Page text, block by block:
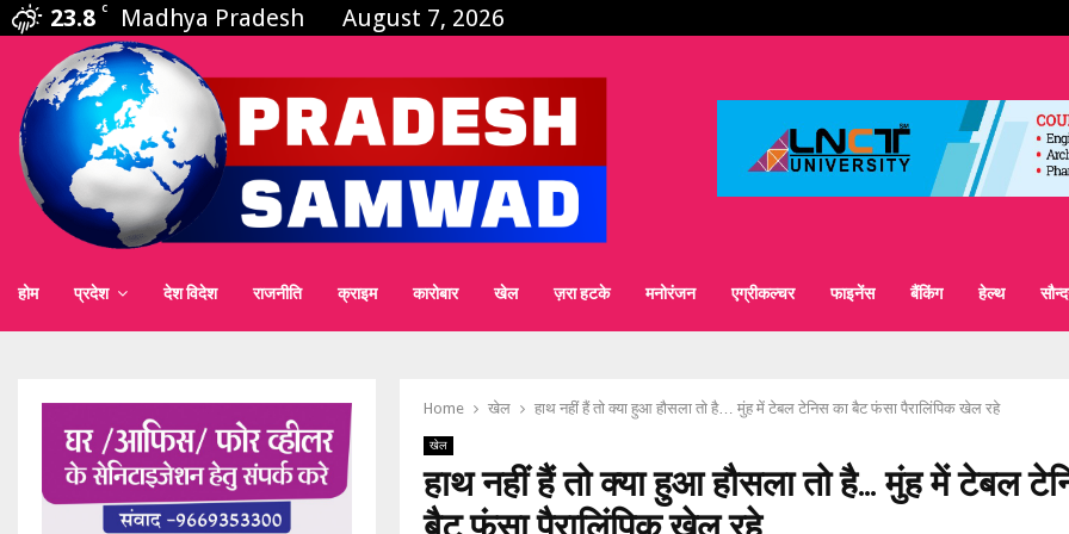
23.8 C Madhya Pradesh August 7, 2026
होम प्रदेश देश विदेश राजनीति क्राइम कारोबार खेल ज़रा हटके मनोरंजन एग्रीकल्चर फाइनेंस बैंकिंग हेल्थ
Home खेल हाथ नहीं हैं तो क्या हुआ हौसला तो है… मुंह में टेबल टेनिस का बैट फंसा पैरालिंपिक खेल रहे
खेल
हाथ नहीं हैं तो क्या हुआ हौसला तो है… मुंह में टेबल